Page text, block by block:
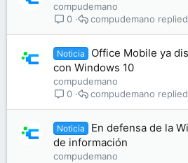
compudemano
0
compudemano
Noticia
Office Mobile ya
con Windows 10
compudemano
0
compudemano
Noticia
En defensa de la
de información
compudemano